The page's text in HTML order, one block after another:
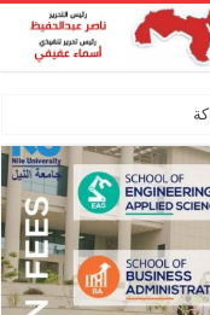
فنية ترسم